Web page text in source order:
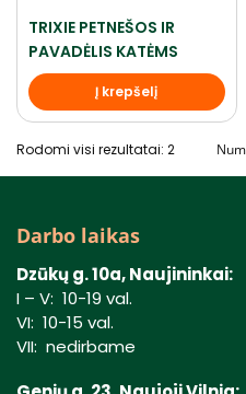
TRIXIE PETNEŠOS IR
PAVADĖLIS KATĖMS
Į krepšelį
Rodomi visi rezultatai: 2
Darbo laikas
Dzūkų g. 10a, Naujininkai:
I – V: 10-19 val.
VI: 10-15 val.
VII: nedirbame